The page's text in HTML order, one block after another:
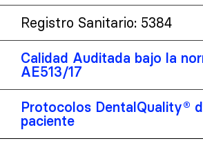
Registro Sanitario: 5384
Calidad Auditada bajo la
AE513/17
Protocolos DentalQuality®
paciente